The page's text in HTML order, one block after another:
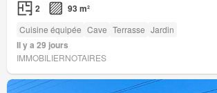
2 93 m²
Cuisine équipée Cave Terrasse Jardin
Il y a 29 jours
IMMOBILIERNOTAIRES